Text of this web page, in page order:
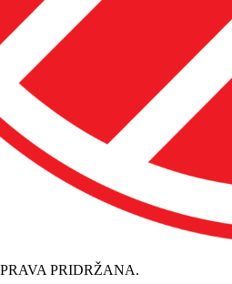
PRIDRŽANA.